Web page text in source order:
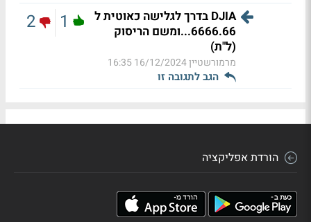
DJIA בדרך לגלישה כאוטית ל
6666.66...ומשם הריסוק
(ל"ת)
מרמורשטיין16/12/2024 16:35
הגב לתגובה זו
1
2
הורדת אפליקציה